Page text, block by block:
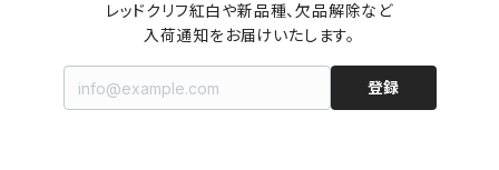
レッドクリフ紅白や新品種、欠品解除など
入荷通知をお届けいたします。
登録